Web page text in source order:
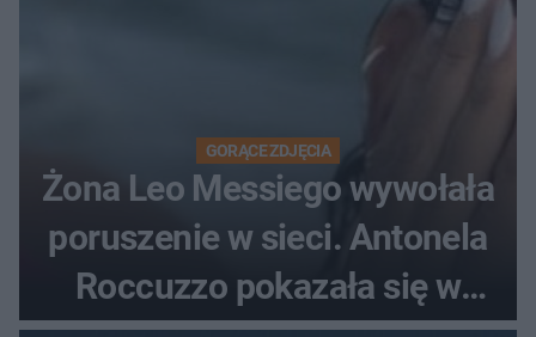
GORĄCE ZDJĘCIA
Żona Leo Messiego wywołała
poruszenie w sieci. Antonela
Roccuzzo pokazała się w